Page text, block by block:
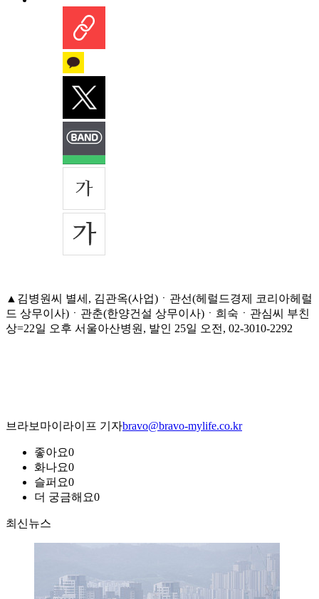
▲김병원씨 별세, 김관옥(사업)ㆍ관선(헤럴드경제 코리아헤럴
드 상무이사)ㆍ관춘(한양건설 상무이사)ㆍ희숙ㆍ관심씨 부친
상=22일 오후 서울아산병원, 발인 25일 오전, 02-3010-2292
브라보마이라이프 기자bravo@bravo-mylife.co.kr
좋아요0
화나요0
슬퍼요0
더 궁금해요0
최신뉴스